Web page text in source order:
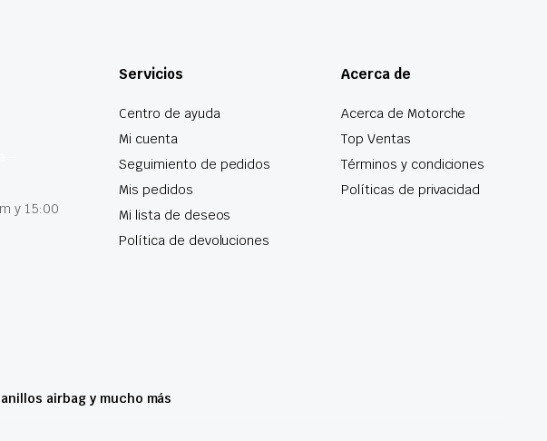
y 15:00
Servicios
Centro de ayuda
Mi cuenta
Seguimiento de pedidos
Mis pedidos
Mi lista de deseos
Política de devoluciones
Acerca de
Acerca de Motorche
Top Ventas
Términos y condiciones
Políticas de privacidad
airbag y mucho más